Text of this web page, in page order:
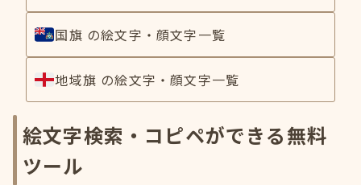
国旗 の絵文字・顔文字一覧
地域旗 の絵文字・顔文字一覧
絵文字検索・コピペができる無料
ツール